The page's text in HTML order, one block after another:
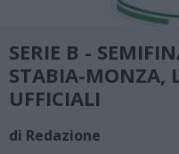
SERIE B -
STABIA-MONZA,
UFFICIALI
di Redazione